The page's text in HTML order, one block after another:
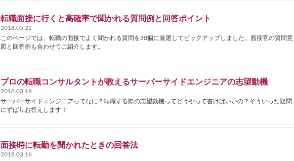
転職面接に行くと高確率で聞かれる質問例と回答ポイント
2018.05.22
このページでは、転職の面接でよく聞かれる質問を30個に厳選してピックアップしました。面接官の質問意
図と回答例も合わせてご紹介します。
プロの転職コンサルタントが教えるサーバーサイドエンジニアの志望動機
2018.03.19
サーバーサイドエンジニアってなに？転職する際の志望動機ってどうやって書けばいいの？そういった疑問
にずばりお答えします！
面接時に転勤を聞かれたときの回答法
2018.03.16